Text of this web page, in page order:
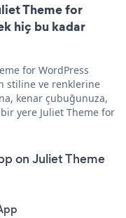
Theme for
hiç bu kadar
for WordPress
stiline ve renklerine
kenar çubuğunuza,
yere Juliet Theme for
on Juliet Theme